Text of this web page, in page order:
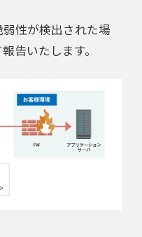
性が検出された場
告いたします。